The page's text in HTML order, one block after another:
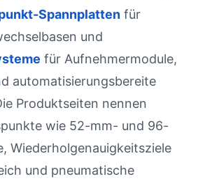
Spannplatten für
und
für Aufnehmermodule,
automatisierungsbereite
Produktseiten nennen
wie 52-mm- und 96-
Wiederholgenauigkeitsziele
und pneumatische